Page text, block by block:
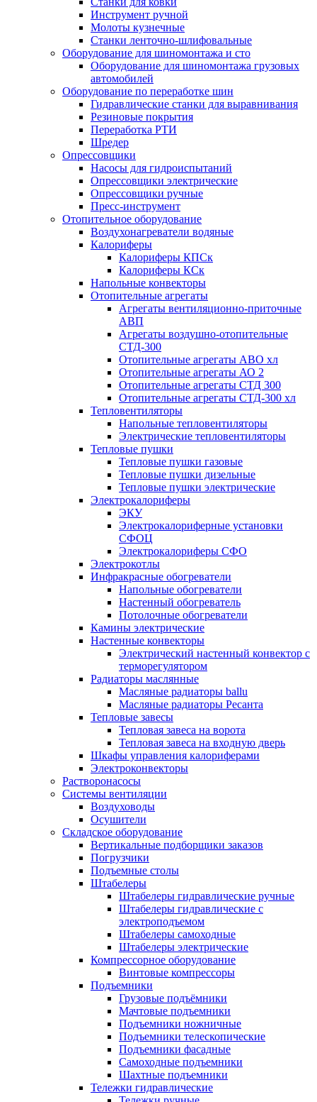
Инструмент ручной
Молоты кузнечные
Станки ленточно-шлифовальные
Оборудование для шиномонтажа и сто
Оборудование для шиномонтажа грузовых
автомобилей
Оборудование по переработке шин
Гидравлические станки для выравнивания
Резиновые покрытия
Переработка РТИ
Шредер
Опрессовщики
Насосы для гидроиспытаний
Опрессовщики электрические
Опрессовщики ручные
Пресс-инструмент
Отопительное оборудование
Воздухонагреватели водяные
Калориферы
Калориферы КПСк
Калориферы КСк
Напольные конвекторы
Отопительные агрегаты
Агрегаты вентиляционно-приточные
АВП
Агрегаты воздушно-отопительные
СТД-300
Отопительные агрегаты АВО хл
Отопительные агрегаты АО 2
Отопительные агрегаты СТД 300
Отопительные агрегаты СТД-300 хл
Тепловентиляторы
Напольные тепловентиляторы
Электрические тепловентиляторы
Тепловые пушки
Тепловые пушки газовые
Тепловые пушки дизельные
Тепловые пушки электрические
Электрокалориферы
ЭКУ
Электрокалориферные установки
СФОЦ
Электрокалориферы СФО
Электрокотлы
Инфракрасные обогреватели
Напольные обогреватели
Настенный обогреватель
Потолочные обогреватели
Камины электрические
Настенные конвекторы
Электрический настенный конвектор с
терморегулятором
Радиаторы маслянные
Масляные радиаторы ballu
Масляные радиаторы Ресанта
Тепловые завесы
Тепловая завеса на ворота
Тепловая завеса на входную дверь
Шкафы управления калориферами
Электроконвекторы
Растворонасосы
Системы вентиляции
Воздуховоды
Осушители
Складское оборудование
Вертикальные подборщики заказов
Погрузчики
Подъемные столы
Штабелеры
Штабелеры гидравлические ручные
Штабелеры гидравлические с
электроподъемом
Штабелеры самоходные
Штабелеры электрические
Компрессорное оборудование
Винтовые компрессоры
Подъемники
Грузовые подъёмники
Мачтовые подъемники
Подъемники ножничные
Подъемники телескопические
Подъемники фасадные
Самоходные подъемники
Шахтные подъемники
Тележки гидравлические